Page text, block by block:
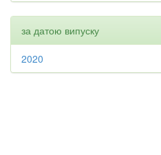
за датою випуску
2020